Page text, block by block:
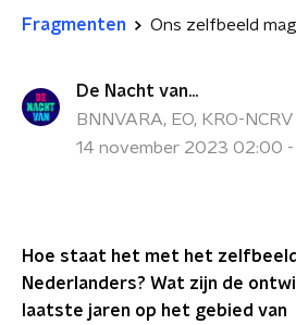
Fragmenten
De Nacht van...
BNNVARA, EO, KRO-
14 november 2023 02:00
Hoe staat het met het
Nederlanders? Wat zijn de
laatste jaren op het gebied van